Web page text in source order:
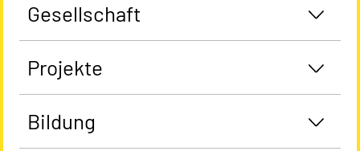
Gesellschaft
Projekte
Bildung